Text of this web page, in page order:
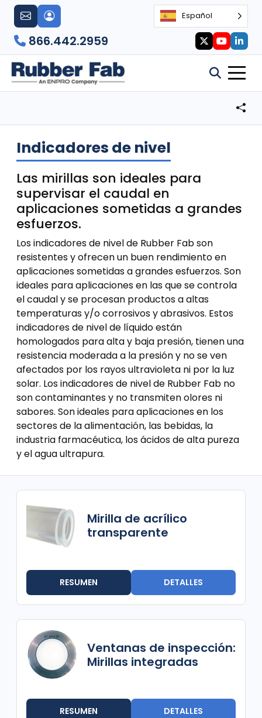
Español
866.442.2959
Indicadores de nivel
Las mirillas son ideales para
supervisar el caudal en
aplicaciones sometidas a grandes
esfuerzos.
Los indicadores de nivel de Rubber Fab son
resistentes y ofrecen un buen rendimiento en
aplicaciones sometidas a grandes esfuerzos. Son
ideales para aplicaciones en las que se controla
el caudal y se procesan productos a altas
temperaturas y/o corrosivos y abrasivos. Estos
indicadores de nivel de líquido están
homologados para alta y baja presión, tienen una
resistencia moderada a la presión y no se ven
afectados por los rayos ultravioleta ni por la luz
solar. Los indicadores de nivel de Rubber Fab no
son contaminantes y no transmiten olores ni
sabores. Son ideales para aplicaciones en los
sectores de la alimentación, las bebidas, la
industria farmacéutica, los ácidos de alta pureza
y el agua ultrapura.
Mirilla de acrílico
transparente
RESUMEN DETALLES
Ventanas de inspección:
Mirillas integradas
RESUMEN DETALLES